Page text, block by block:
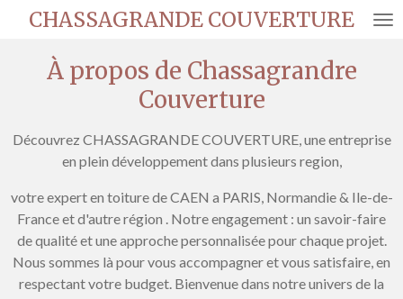
Passer
contenu
principal
CHASSAGRANDE COUVERTURE
À propos de Chassagrandre
Couverture
Découvrez CHASSAGRANDE COUVERTURE, une entreprise
en plein développement dans plusieurs region,
votre expert en toiture de CAEN a PARIS, Normandie & Ile-de-
France et d'autre région . Notre engagement : un savoir-faire
de qualité et une approche personnalisée pour chaque projet.
Nous sommes là pour vous accompagner et vous satisfaire, en
respectant votre budget. Bienvenue dans notre univers de la